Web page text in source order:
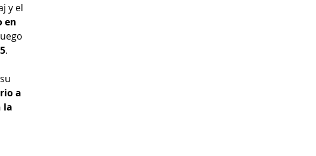
y el
en
.
a
la